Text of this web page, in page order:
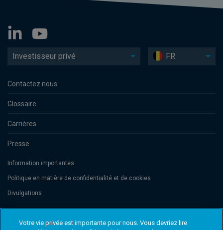
Investisseur privé FR
Contactez nous
Glossaire
Carrières
Presse
Information importantes
Politique en matière de confidentialité et de cookies
Divulgations
Threadneedle Management Luxembourg S.A., registered with the Registre
Votre vie privée est importante pour nous. Vous devriez lire